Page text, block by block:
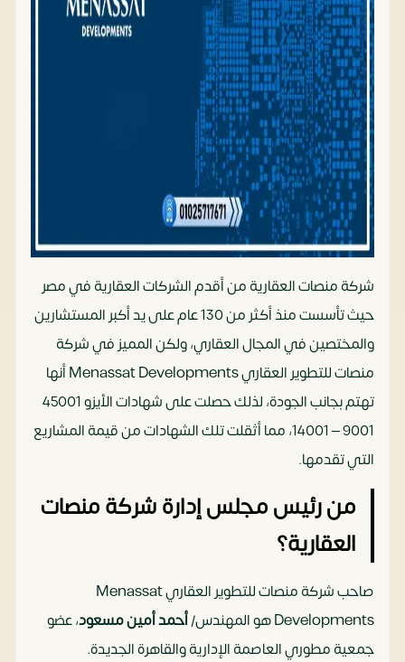
شركة منصات العقارية من أقدم الشركات العقارية في مصر
حيث تأسست منذ أكثر من 130 عام على يد أكبر المستشارين
والمختصين في المجال العقاري، ولكن المميز في شركة
منصات للتطوير العقاري Menassat Developments أنها
تهتم بجانب الجودة، لذلك حصلت على شهادات الأيزو 45001
9001 – 14001، مما أثقلت تلك الشهادات من قيمة المشاريع
التي تقدمها.
من رئيس مجلس إدارة شركة منصات
العقارية؟
صاحب شركة منصات للتطوير العقاري Menassat
Developments هو المهندس/
أحمد أمين مسعود، عضو
جمعية مطوري العاصمة الإدارية والقاهرة الجديدة.